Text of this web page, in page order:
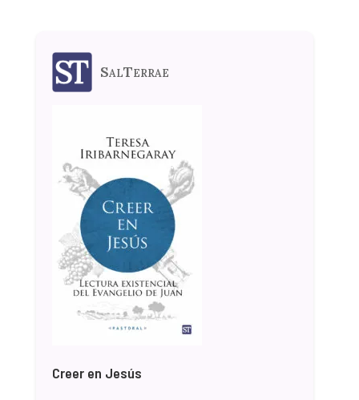
SalTerrae
Creer en Jesús